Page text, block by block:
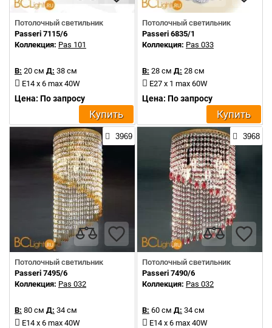
Потолочный светильник
Passeri 7115/6
Коллекция: Pas 101
В: 20 см Д: 38 см
E14 x 6 max 40W
Цена: По запросу
Купить
Потолочный светильник
Passeri 6835/1
Коллекция: Pas 033
В: 28 см Д: 28 см
E27 x 1 max 60W
Цена: По запросу
Купить
3969
Потолочный светильник
Passeri 7495/6
Коллекция: Pas 032
В: 80 см Д: 34 см
E14 x 6 max 40W
3968
Потолочный светильник
Passeri 7490/6
Коллекция: Pas 032
В: 60 см Д: 34 см
E14 x 6 max 40W